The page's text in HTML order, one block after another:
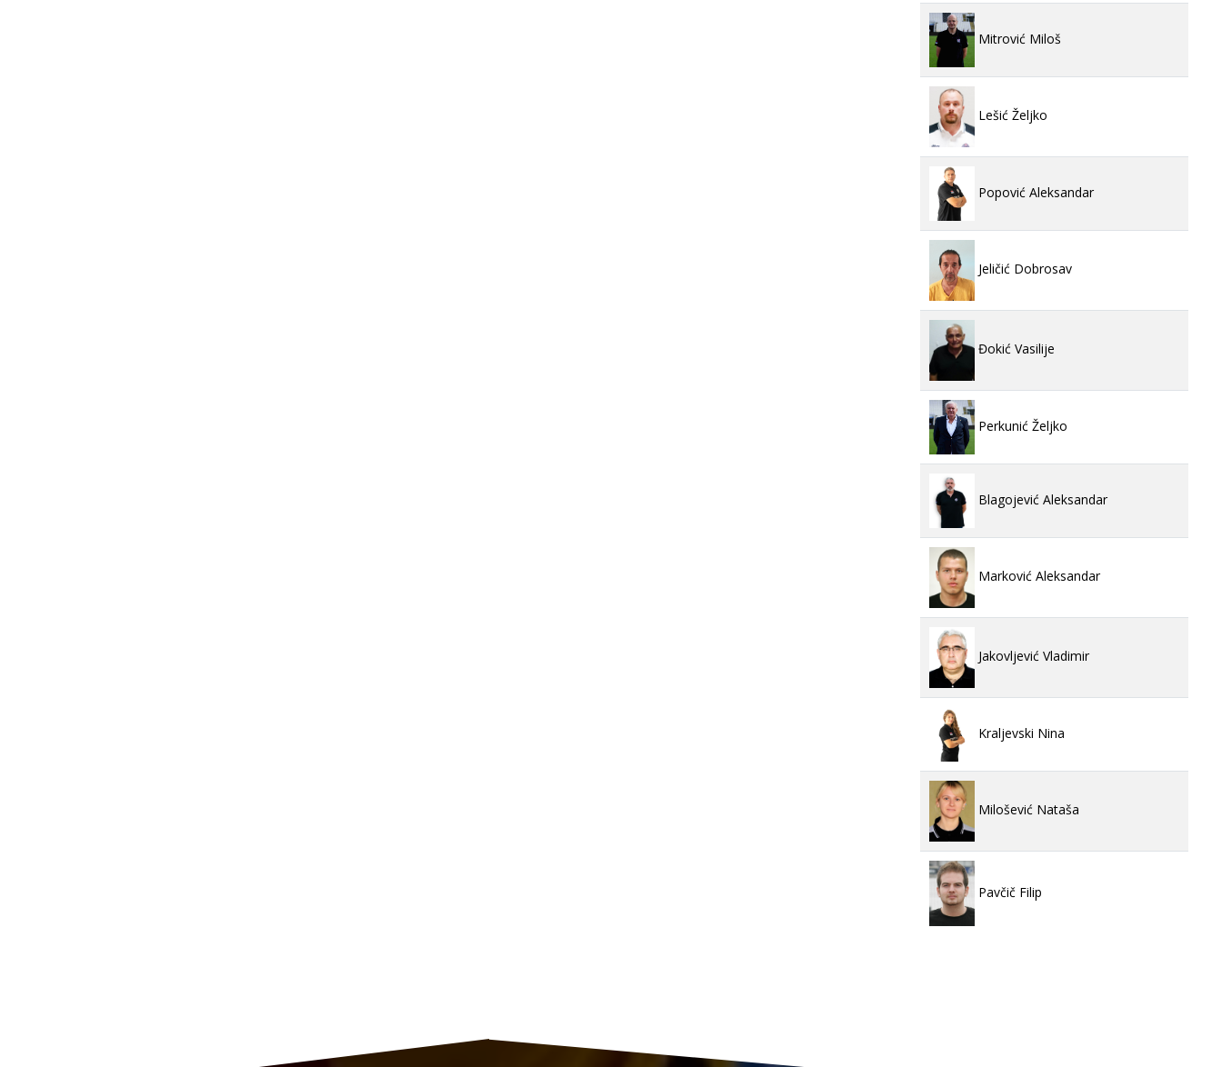
Mitrović Miloš
Lešić Željko
Popović Aleksandar
Jeličić Dobrosav
Đokić Vasilije
Perkunić Željko
Blagojević Aleksandar
Marković Aleksandar
Jakovljević Vladimir
Kraljevski Nina
Milošević Nataša
Pavčič Filip